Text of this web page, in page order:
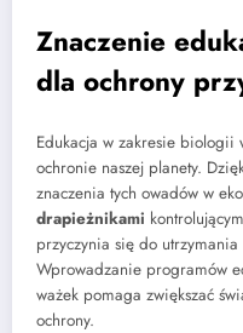
Znaczenie
dla ochrony
Edukacja w zakresie biologii
ochronie naszej planety.
znaczenia tych owadów w
drapieżnikami
przyczynia się do
Wprowadzanie programów
ważek pomaga zwiększać
ochrony.